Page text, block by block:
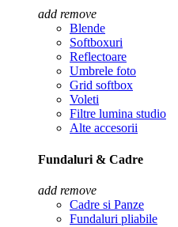
add remove
Blende
Softboxuri
Reflectoare
Umbrele foto
Grid softbox
Voleti
Filtre lumina studio
Alte accesorii
Fundaluri & Cadre
add remove
Cadre si Panze
Fundaluri pliabile